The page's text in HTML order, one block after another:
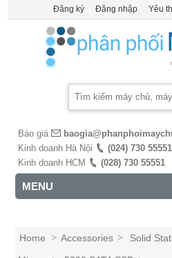
Đăng ký Đăng nhập Yêu
Báo giá
Kinh doanh Hà Nội
(024) 730 55551
Kinh doanh HCM
(028) 730 55551
MENU
Home > Accessories > Solid